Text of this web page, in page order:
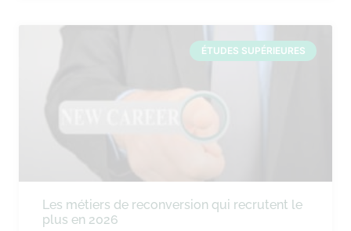
ÉTUDES SUPÉRIEURES
Les métiers de reconversion qui recrutent le
plus en 2026